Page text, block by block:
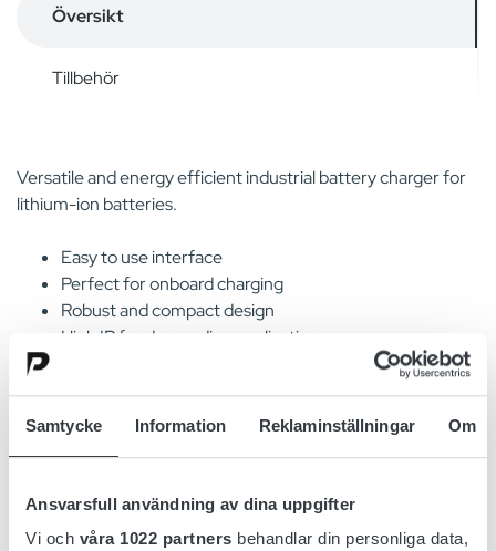
Samtycke Information Reklaminställningar Om
Ansvarsfull användning av dina uppgifter
Vi och våra 1022 partners behandlar din personliga data,
Översikt
Tillbehör
Versatile and energy efficient industrial battery charger for
lithium-ion batteries.
Easy to use interface
Perfect for onboard charging
Robust and compact design
High IP for demanding applications
Lion 11 Models
Sort models based on your needs